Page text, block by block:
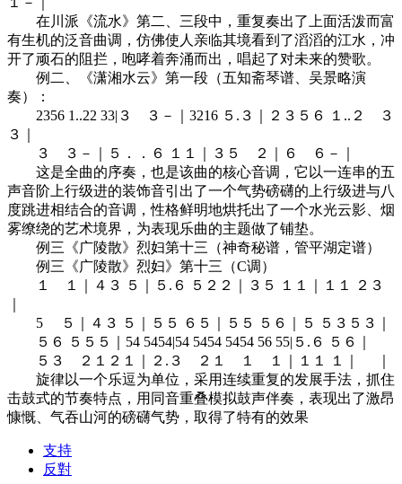
在川派《流水》第二、三段中，重复奏出了上面活泼而富
有生机的泛音曲调，仿佛使人亲临其境看到了滔滔的江水，冲
开了顽石的阻拦，咆哮着奔涌而出，唱起了对未来的赞歌。
例二、《潇湘水云》第一段（五知斋琴谱、吴景略演
奏）：
2356 1..22 33|３ ３－｜3216 ５.３｜２３５６ １..２ ３
３｜
３ ３－｜５．．６ １１｜３５ ２｜６ ６－｜
这是全曲的序奏，也是该曲的核心音调，它以一连串的五
声音阶上行级进的装饰音引出了一个气势磅礴的上行级进与八
度跳进相结合的音调，性格鲜明地烘托出了一个水光云影、烟
雾缭绕的艺术境界，为表现乐曲的主题做了铺垫。
例三《广陵散》烈妇第十三（神奇秘谱，管平湖定谱）
例三《广陵散》烈妇》第十三（C调）
１ １｜４３ ５｜５.６ ５２２｜３５ １１｜１１ ２３
5 ５｜４３ ５｜５５ ６５｜５５ ５６｜５ ５３５３｜
５６ ５５５｜54 5454|54 5454 5454 56 55|５.６ ５６｜
５３ ２１２１｜２.３ ２１ １ １｜１１ １｜ ｜
旋律以一个乐逗为单位，采用连续重复的发展手法，抓住
击鼓式的节奏特点，用同音重叠模拟鼓声伴奏，表现出了激昂
慷慨、气吞山河的磅礴气势，取得了特有的效果
支持
反對